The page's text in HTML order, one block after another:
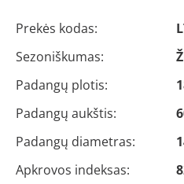
Prekės kodas:
Sezoniškumas:
Padangų plotis:
Padangų aukštis:
Padangų diametras:
Apkrovos indeksas: